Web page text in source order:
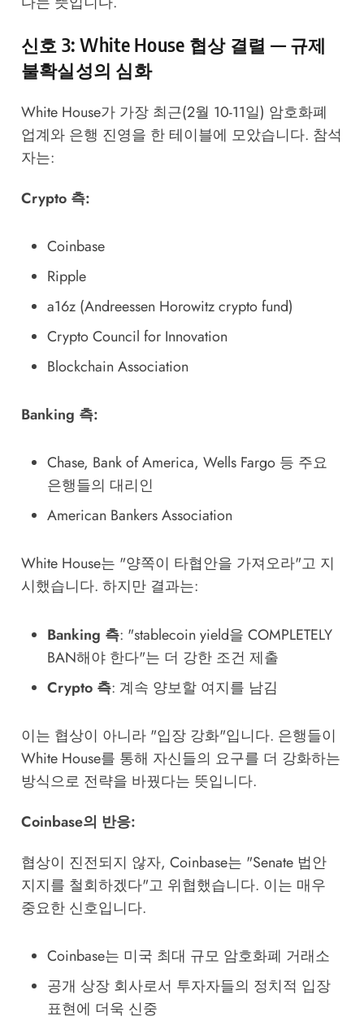
신호 3: White House 협상 결렬 — 규제
불확실성의 심화
White House가 가장 최근(2월 10-11일) 암호화폐
업계와 은행 진영을 한 테이블에 모았습니다. 참석
자는:
Crypto 측:
Coinbase
Ripple
a16z (Andreessen Horowitz crypto fund)
Crypto Council for Innovation
Blockchain Association
Banking 측:
Chase, Bank of America, Wells Fargo 등 주요
은행들의 대리인
American Bankers Association
White House는 "양쪽이 타협안을 가져오라"고 지
시했습니다. 하지만 결과는:
Banking 측: "stablecoin yield을 COMPLETELY
BAN해야 한다"는 더 강한 조건 제출
Crypto 측: 계속 양보할 여지를 남김
이는 협상이 아니라 "입장 강화"입니다. 은행들이
White House를 통해 자신들의 요구를 더 강화하는
방식으로 전략을 바꿨다는 뜻입니다.
Coinbase의 반응:
협상이 진전되지 않자, Coinbase는 "Senate 법안
지지를 철회하겠다"고 위협했습니다. 이는 매우
중요한 신호입니다.
Coinbase는 미국 최대 규모 암호화폐 거래소
공개 상장 회사로서 투자자들의 정치적 입장
표현에 더욱 신중